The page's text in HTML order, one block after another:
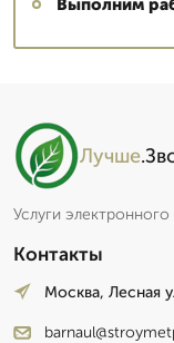
Выполним
Лучше
Услуги
Контакты
Москва, Лесная